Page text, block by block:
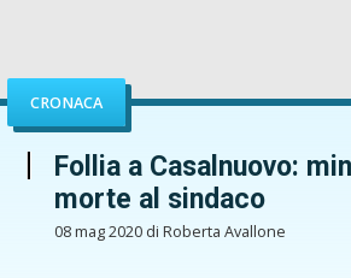
CRONACA
Follia a Casalnuovo:
morte al sindaco
08 mag 2020 di Roberta Avallone